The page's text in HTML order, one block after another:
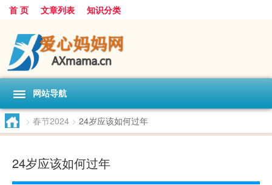
首 页 文章列表 知识分类
网站导航
> 春节2024 > 24岁应该如何过年
24岁应该如何过年